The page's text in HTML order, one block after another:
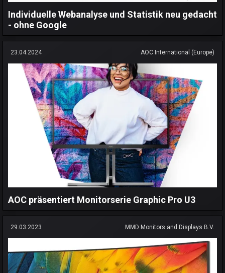
Individuelle Webanalyse und Statistik neu gedacht
- ohne Google
23.04.2024 AOC International (Europe)
AOC präsentiert Monitorserie Graphic Pro U3
29.03.2023 MMD Monitors and Displays B.V.